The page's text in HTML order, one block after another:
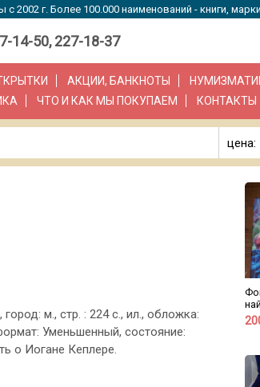
2002 г. Более 100.000 наименований - книги,
14-50, 227-18-37
АКЦИИ, БАНКНОТЫ
ЧТО И КАК МЫ ПОКУПАЕМ КОНТАКТЫ
цена:
м., стр. : 224 с., ил., обложка:
Уменьшенный, состояние:
о Иогане Кеплере.